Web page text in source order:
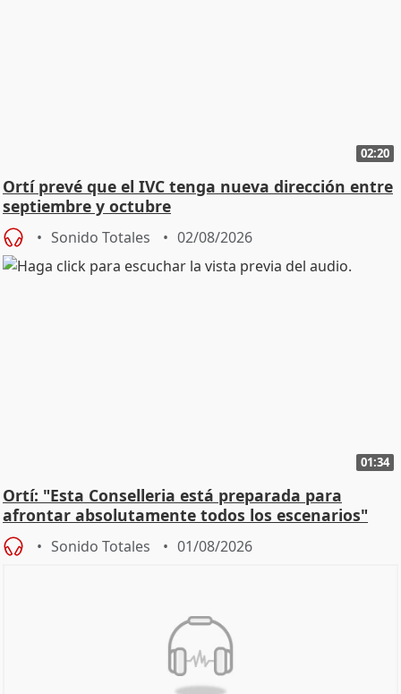
02:20
Ortí prevé que el IVC tenga nueva dirección entre
septiembre y octubre
Sonido Totales 02/08/2026
01:34
Ortí: "Esta Conselleria está preparada para
afrontar absolutamente todos los escenarios"
Sonido Totales 01/08/2026